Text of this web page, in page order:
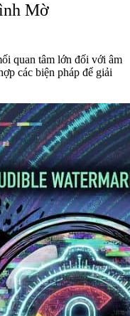
Mờ
quan tâm lớn đối với âm
các biện pháp để giải